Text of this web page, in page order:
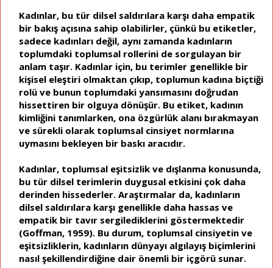
Kadınlar, bu tür dilsel saldırılara karşı daha empatik
bir bakış açısına sahip olabilirler, çünkü bu etiketler,
sadece kadınları değil, aynı zamanda kadınların
toplumdaki toplumsal rollerini de sorgulayan bir
anlam taşır. Kadınlar için, bu terimler genellikle bir
kişisel eleştiri olmaktan çıkıp, toplumun kadına biçtiği
rolü ve bunun toplumdaki yansımasını doğrudan
hissettiren bir olguya dönüşür. Bu etiket, kadının
kimliğini tanımlarken, ona özgürlük alanı bırakmayan
ve sürekli olarak toplumsal cinsiyet normlarına
uymasını bekleyen bir baskı aracıdır.
Kadınlar, toplumsal eşitsizlik ve dışlanma konusunda,
bu tür dilsel terimlerin duygusal etkisini çok daha
derinden hissederler. Araştırmalar da, kadınların
dilsel saldırılara karşı genellikle daha hassas ve
empatik bir tavır sergilediklerini göstermektedir
(Goffman, 1959). Bu durum, toplumsal cinsiyetin ve
eşitsizliklerin, kadınların dünyayı algılayış biçimlerini
nasıl şekillendirdiğine dair önemli bir içgörü sunar.